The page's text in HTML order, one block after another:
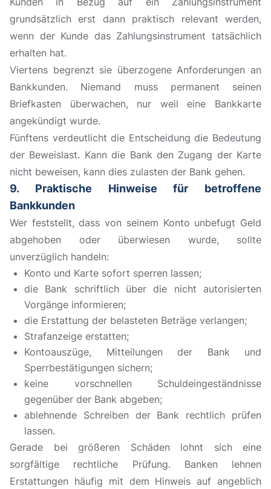
grundsätzlich erst dann praktisch relevant werden,
wenn der Kunde das Zahlungsinstrument tatsächlich
erhalten hat.
Viertens begrenzt sie überzogene Anforderungen an
Bankkunden. Niemand muss permanent seinen
Briefkasten überwachen, nur weil eine Bankkarte
angekündigt wurde.
Fünftens verdeutlicht die Entscheidung die Bedeutung
der Beweislast. Kann die Bank den Zugang der Karte
nicht beweisen, kann dies zulasten der Bank gehen.
9. Praktische Hinweise für betroffene
Bankkunden
Wer feststellt, dass von seinem Konto unbefugt Geld
abgehoben oder überwiesen wurde, sollte
unverzüglich handeln:
Konto und Karte sofort sperren lassen;
die Bank schriftlich über die nicht autorisierten
Vorgänge informieren;
die Erstattung der belasteten Beträge verlangen;
Strafanzeige erstatten;
Kontoauszüge, Mitteilungen der Bank und
Sperrbestätigungen sichern;
keine vorschnellen Schuldeingeständnisse
gegenüber der Bank abgeben;
ablehnende Schreiben der Bank rechtlich prüfen
lassen.
Gerade bei größeren Schäden lohnt sich eine
sorgfältige rechtliche Prüfung. Banken lehnen
Erstattungen häufig mit dem Hinweis auf angeblich